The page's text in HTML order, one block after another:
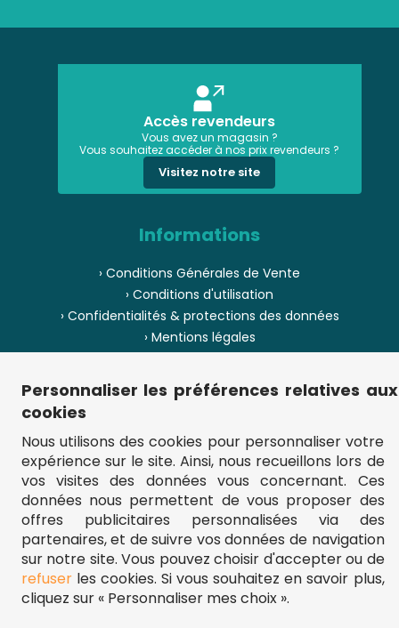
Accès revendeurs
Vous avez un magasin ?
Vous souhaitez accéder à nos prix revendeurs ?
Visitez notre site
Informations
› Conditions Générales de Vente
› Conditions d'utilisation
› Confidentialités & protections des données
› Mentions légales
› Paiement
› Pièces de puzzle manquantes ?
› Plan du site
** Frais d'envoi = 6,95 € (France) / gratuit à partir de 45 €.
fou-de-puzzle.com : le site référence pour acheter des puzzles de
qualité à bon prix.
© Fou-de-puzzle.com 2011 - 2026
Personnaliser les préférences relatives aux
cookies
Nous utilisons des cookies pour personnaliser votre
expérience sur le site. Ainsi, nous recueillons lors de
vos visites des données vous concernant. Ces
données nous permettent de vous proposer des
offres publicitaires personnalisées via des
partenaires, et de suivre vos données de navigation
sur notre site. Vous pouvez choisir d'accepter ou de
refuserles cookies. Si vous souhaitez en savoir plus,
cliquez sur « Personnaliser mes choix ».